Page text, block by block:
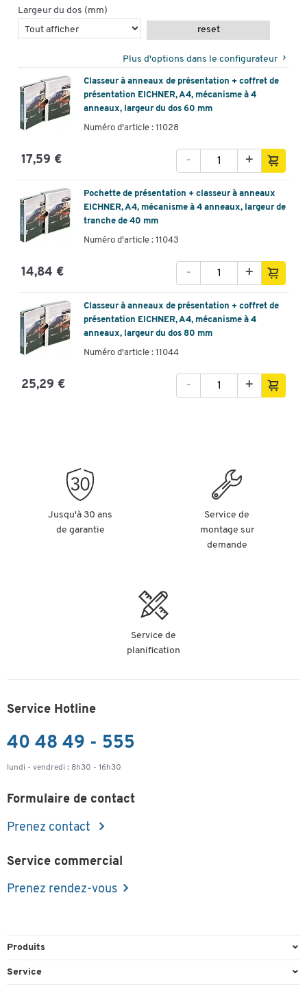
Largeur du dos (mm)
reset
Plus d'options dans le configurateur
Classeur à anneaux de présentation + coffret de
présentation EICHNER, A4, mécanisme à 4
anneaux, largeur du dos 60 mm
Numéro d'article : 11028
17,59 € +
-
Pochette de présentation + classeur à anneaux
EICHNER, A4, mécanisme à 4 anneaux, largeur de
tranche de 40 mm
Numéro d'article : 11043
14,84 € +
-
Classeur à anneaux de présentation + coffret de
présentation EICHNER, A4, mécanisme à 4
anneaux, largeur du dos 80 mm
Numéro d'article : 11044
25,29 € +
-
Jusqu'à 30 ans
de garantie
Service de
montage sur
demande
Service de
planification
Service Hotline
40 48 49 - 555
lundi - vendredi : 8h30 - 16h30
Formulaire de contact
Prenez contact
Service commercial
Prenez rendez-vous
Produits
Emballage et expédition
Service